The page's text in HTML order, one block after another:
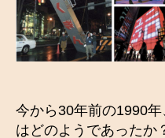
今から30年前の1990
はどのようであったか